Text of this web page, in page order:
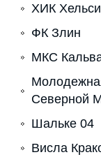
ХИК
ФК Злин
МКС
Северной
Шальке 04
Висла